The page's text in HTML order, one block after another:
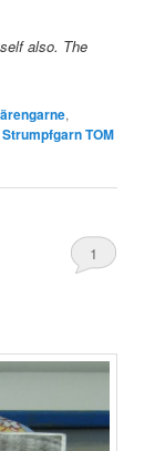
also. The
,
Strumpfgarn TOM
1